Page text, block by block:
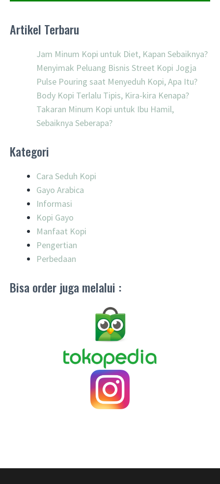
Artikel Terbaru
Jam Minum Kopi untuk Diet, Kapan Sebaiknya?
Menyimak Peluang Bisnis Street Kopi Jogja
Pulse Pouring saat Menyeduh Kopi, Apa Itu?
Body Kopi Terlalu Tipis, Kira-kira Kenapa?
Takaran Minum Kopi untuk Ibu Hamil,
Sebaiknya Seberapa?
Kategori
Cara Seduh Kopi
Gayo Arabica
Informasi
Kopi Gayo
Manfaat Kopi
Pengertian
Perbedaan
Bisa order juga melalui :